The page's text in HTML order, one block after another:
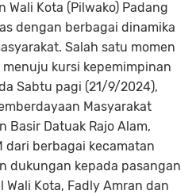
Wali Kota (Pilwako) Padang
dengan berbagai dinamika
Salah satu momen
kursi kepemimpinan
Sabtu pagi (21/9/2024),
Masyarakat
Basir Datuak Rajo Alam,
dari berbagai kecamatan
dukungan kepada pasangan
Wali Kota, Fadly Amran dan